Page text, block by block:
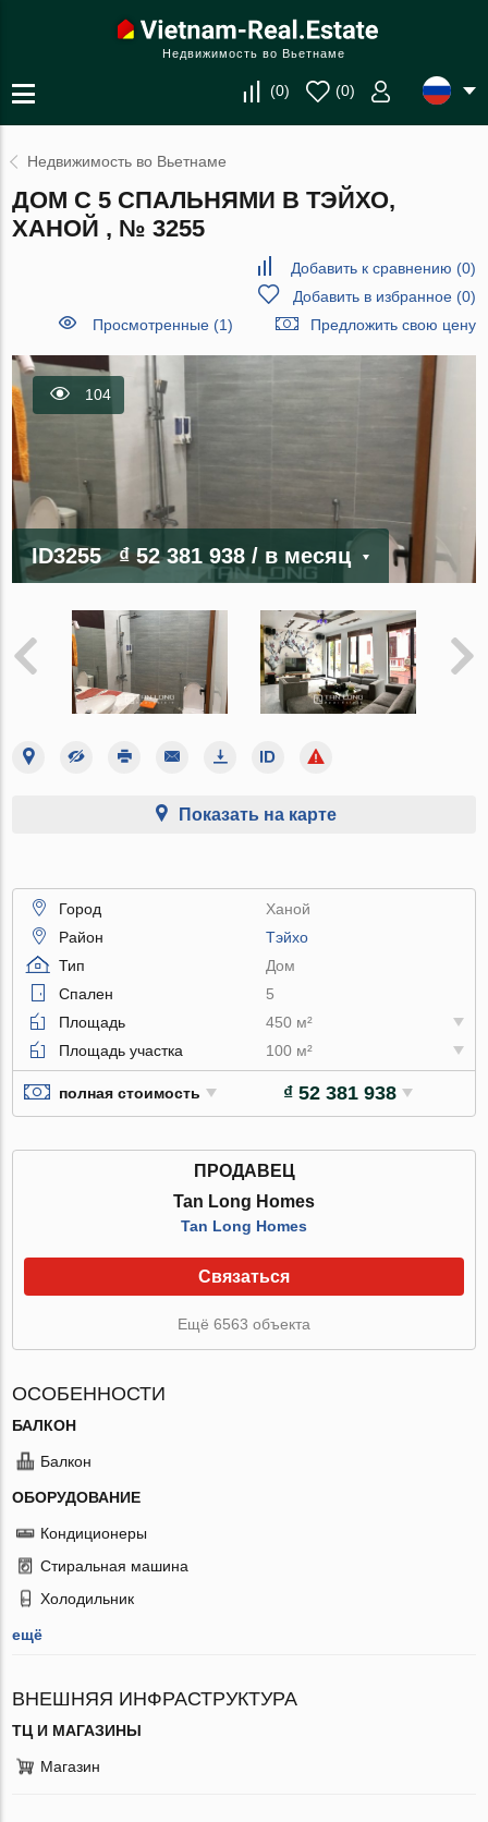
Недвижимость во Вьетнаме
(0) (0)
Недвижимость во Вьетнаме
ДОМ С 5 СПАЛЬНЯМИ В ТЭЙХО,
ХАНОЙ , № 3255
Добавить к сравнению (0)
Добавить в избранное(0)
Просмотренные (1)
Предложить свою цену
104
ID3255 ₫ 52 381 938/ в месяц
Показать на карте
Город
Ханой
Район
Тэйхо
Тип
Дом
Спален
5
Площадь
450 м²
Площадь участка
100 м²
полная стоимость ₫ 52 381 938
ПРОДАВЕЦ
Tan Long Homes
Tan Long Homes
Связаться
Ещё 6563 объекта
ОСОБЕННОСТИ
БАЛКОН
Балкон
ОБОРУДОВАНИЕ
Кондиционеры
Стиральная машина
Холодильник
ещё
ВНЕШНЯЯ ИНФРАСТРУКТУРА
ТЦ И МАГАЗИНЫ
Магазин